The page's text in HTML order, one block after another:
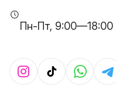
Пн-Пт, 9:00—18:00